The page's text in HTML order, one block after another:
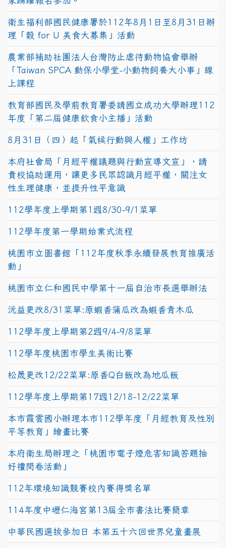
衛生福利部國民健康署於112年8月1日至8月31日辦
理「穀 for U 美食大募集」活動
農業部補助社團法人台灣防止虐待動物協會舉辦
「Taiwan SPCA 動保小學堂-小動物飼養大小事」線
上課程
教育部國民及學前教育署委請國立成功大學辦理112
年度「第二屆健康飲食小主播」活動
8月31日（四）起「氣候行動與人權」工作坊
本府社會局「月經平權議題與行動宣導文宣」，請
貴校協助運用，讓更多民眾認識月經平權，關注女
性生理健康，並提升性平意識
112學年度上學期第1週8/30-9/1菜單
112學年度第一學期始業式流程
桃園市立圖書館「112年度秋季永續發展教育推廣活
動」
桃園市立仁和國民中學第十一屆自治市長選舉辦法
沅益更改8/31菜單:原蝦香蒲瓜改為蝦香青木瓜
112學年度上學期第2週9/4-9/8菜單
112學年度桃園市學生美術比賽
松晟更改12/22菜單:原香Q白飯改為地瓜飯
112學年度上學期第17週12/18-12/22菜單
本市霞雲國小辦理本市112學年度「月經教育及性別
平等教育」繪畫比賽
本府衛生局辦理之「桃園市電子煙危害知識答題抽
好禮問卷活動」
112年環境知識競賽校內賽得獎名單
114年度中壢仁海宮第13屆全市書法比賽簡章
中華民國選拔參加日 本第五十六回世界兒童畫展